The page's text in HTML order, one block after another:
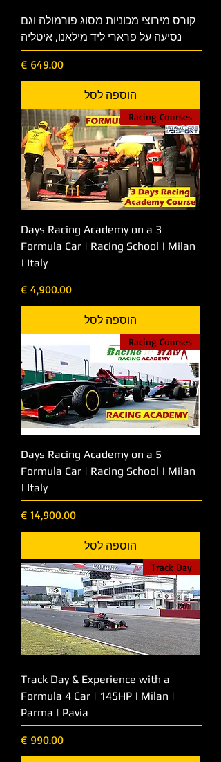
קורס מירוצי מכוניות מסוג פורמולה וגם
נסיעה על פרארי ליד מילאנו, איטליה
מחיר
הוספה לסל
Racing Courses
3 Days Racing Academy on a
Formula Car | Racing School | Milan
| Italy
מחיר
הוספה לסל
Racing Courses
5 Days Racing Academy on a
Formula Car | Racing School | Milan
| Italy
מחיר
הוספה לסל
Track Day
Track Day & Experience with a
Formula 4 Car | 145HP | Milan |
Parma | Pavia
מחיר